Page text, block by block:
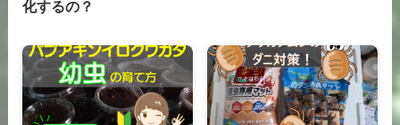
化するの？